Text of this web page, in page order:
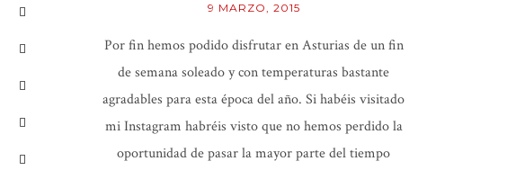
9 MARZO, 2015
Por fin hemos podido disfrutar en Asturias de un fin
de semana soleado y con temperaturas bastante
agradables para esta época del año. Si habéis visitado
mi Instagram habréis visto que no hemos perdido la
oportunidad de pasar la mayor parte del tiempo